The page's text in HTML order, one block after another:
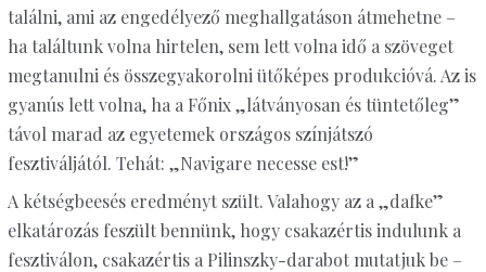
találni, ami az engedélyező meghallgatáson átmehetne –
ha találtunk volna hirtelen, sem lett volna idő a szöveget
megtanulni és összegyakorolni ütőképes produkcióvá. Az is
gyanús lett volna, ha a Főnix „látványosan és tüntetőleg”
távol marad az egyetemek országos színjátszó
fesztiváljától. Tehát: „Navigare necesse est!”
A kétségbeesés eredményt szült. Valahogy az a „dafke”
elkatározás feszült bennünk, hogy csakazértis indulunk a
fesztiválon, csakazértis a Pilinszky-darabot mutatjuk be –